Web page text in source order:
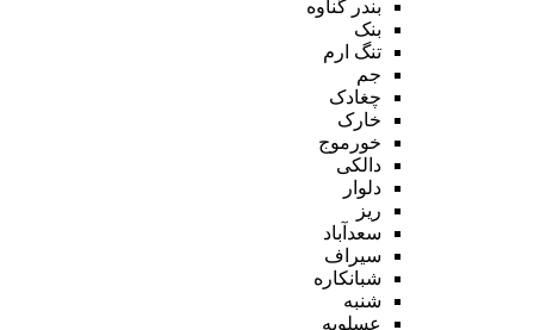
بندر گناوه
بنک
تنگ ارم
جم
چغادک
خارک
خورموج
دالکی
دلوار
ریز
سعدآباد
سیراف
شبانکاره
شنبه
عسلویه